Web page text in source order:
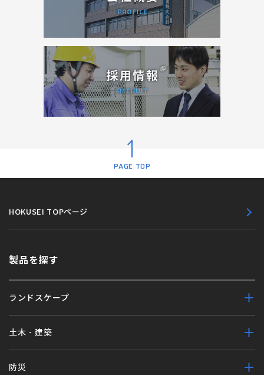
PAGE TOP
HOKUSEI TOPページ
製品を探す
ランドスケープ
土木・建築
防災